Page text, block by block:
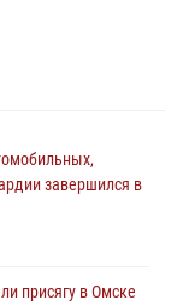
завершился в
присягу в Омске